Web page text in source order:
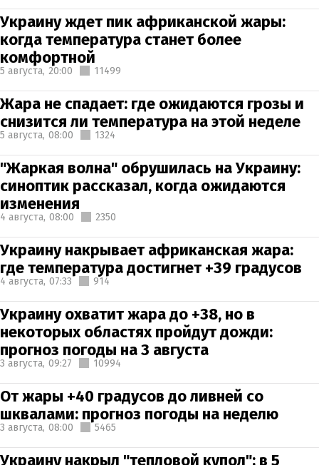
Украину ждет пик африканской жары:
когда температура станет более
комфортной
5 августа, 20:00 11499
Жара не спадает: где ожидаются грозы и
снизится ли температура на этой неделе
5 августа, 08:00 1324
"Жаркая волна" обрушилась на Украину:
синоптик рассказал, когда ожидаются
изменения
4 августа, 08:00 2350
Украину накрывает африканская жара:
где температура достигнет +39 градусов
4 августа, 07:33 914
Украину охватит жара до +38, но в
некоторых областях пройдут дожди:
прогноз погоды на 3 августа
3 августа, 09:27 10994
От жары +40 градусов до ливней со
шквалами: прогноз погоды на неделю
3 августа, 08:00 5465
Украину накрыл "тепловой купол": в 5